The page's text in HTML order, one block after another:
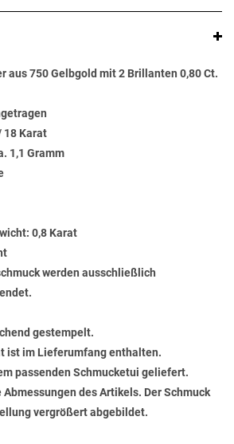
aus 750 Gelbgold mit 2 Brillanten 0,80 Ct.
18 Karat
1,1 Gramm
0,8 Karat
werden ausschließlich
gestempelt.
ist im Lieferumfang enthalten.
passenden Schmucketui geliefert.
des Artikels. Der Schmuck
vergrößert abgebildet.